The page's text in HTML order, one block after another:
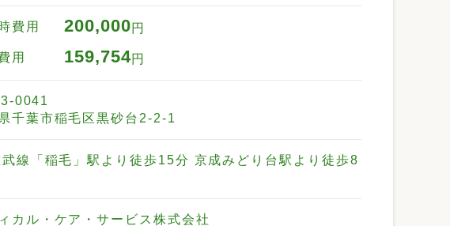
費用 200,000円
用 159,754円
0041
千葉市稲毛区黒砂台2-2-1
線「稲毛」駅より徒歩15分 京成みどり台駅より徒歩8
カル・ケア・サービス株式会社